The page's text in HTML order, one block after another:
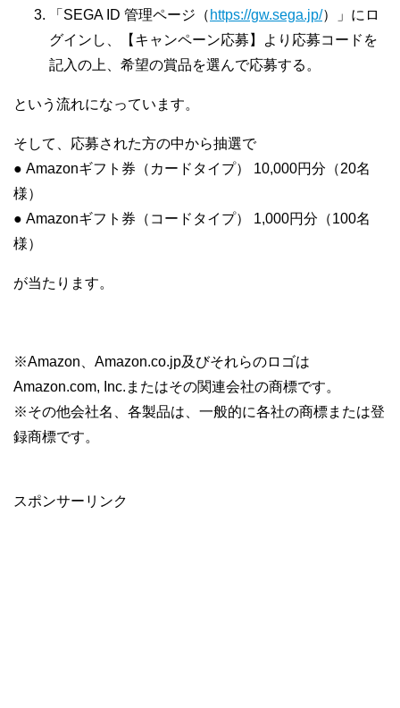
「SEGA ID 管理ページ（ https://gw.sega.jp/）」にロ
グインし、【キャンペーン応募】より応募コードを
記入の上、希望の賞品を選んで応募する。
という流れになっています。
そして、応募された方の中から抽選で
● Amazonギフト券（カードタイプ） 10,000円分（20名
様）
● Amazonギフト券（コードタイプ） 1,000円分（100名
様）
が当たります。
※Amazon、Amazon.co.jp及びそれらのロゴは
Amazon.com, Inc.またはその関連会社の商標です。
※その他会社名、各製品は、一般的に各社の商標または登
録商標です。
スポンサーリンク